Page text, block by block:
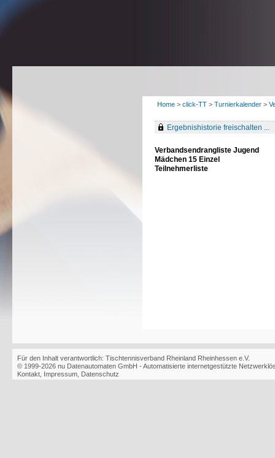
Home > click-TT > Turnierkalender >
Ergebnishistorie freischalten ...
Verbandsendrangliste Jugend
Mädchen 15 Einzel
Teilnehmerliste
Für den Inhalt verantwortlich: Tischtennisverband Rheinland Rheinhessen e.V.
© 1999-2026 nu Datenautomaten GmbH - Automatisierte internetgestützte
Kontakt Impressum Datenschutz